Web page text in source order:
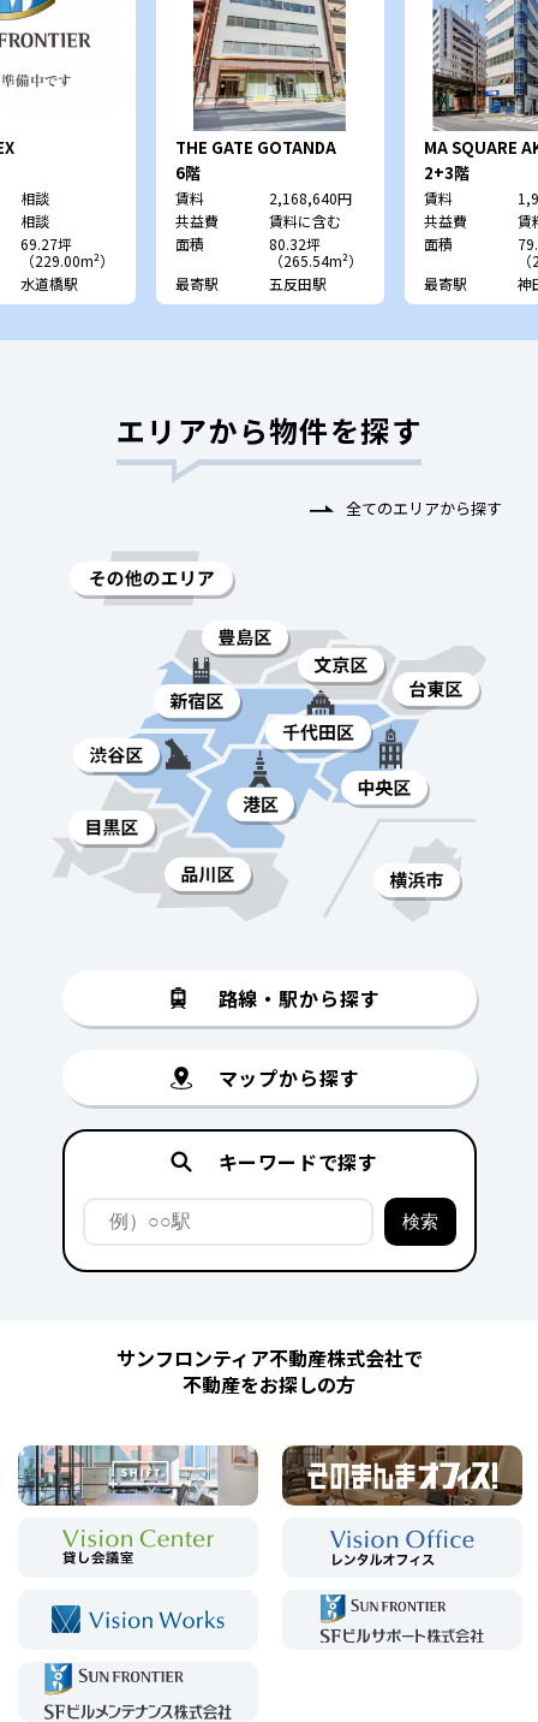
相談
相談
69.27坪
（229.00m²）
水道橋駅
THE GATE GOTANDA
EAST
6階
賃料
2,168,640円
共益費
賃料に含む
面積
80.32坪
（265.54m²）
最寄駅
五反田駅
MA SQUARE
2+3階
賃料
共益費
賃
面積
最寄駅
神
エリアから物件を探す
全てのエリアから探す
路線・駅から探す
マップから探す
キーワードで探す
サンフロンティア不動産株式会社で
不動産をお探しの方